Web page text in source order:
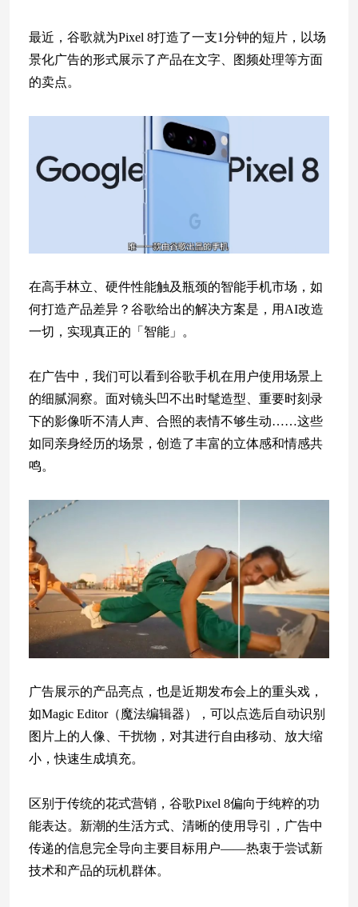
最近，谷歌就为Pixel 8打造了一支1分钟的短片，以场
景化广告的形式展示了产品在文字、图频处理等方面
的卖点。
在高手林立、硬件性能触及瓶颈的智能手机市场，如
何打造产品差异？谷歌给出的解决方案是，用AI改造
一切，实现真正的「智能」。
在广告中，我们可以看到谷歌手机在用户使用场景上
的细腻洞察。面对镜头凹不出时髦造型、重要时刻录
下的影像听不清人声、合照的表情不够生动……这些
如同亲身经历的场景，创造了丰富的立体感和情感共
鸣。
广告展示的产品亮点，也是近期发布会上的重头戏，
如Magic Editor（魔法编辑器），可以点选后自动识别
图片上的人像、干扰物，对其进行自由移动、放大缩
小，快速生成填充。
区别于传统的花式营销，谷歌Pixel 8偏向于纯粹的功
能表达。新潮的生活方式、清晰的使用导引，广告中
传递的信息完全导向主要目标用户——热衷于尝试新
技术和产品的玩机群体。